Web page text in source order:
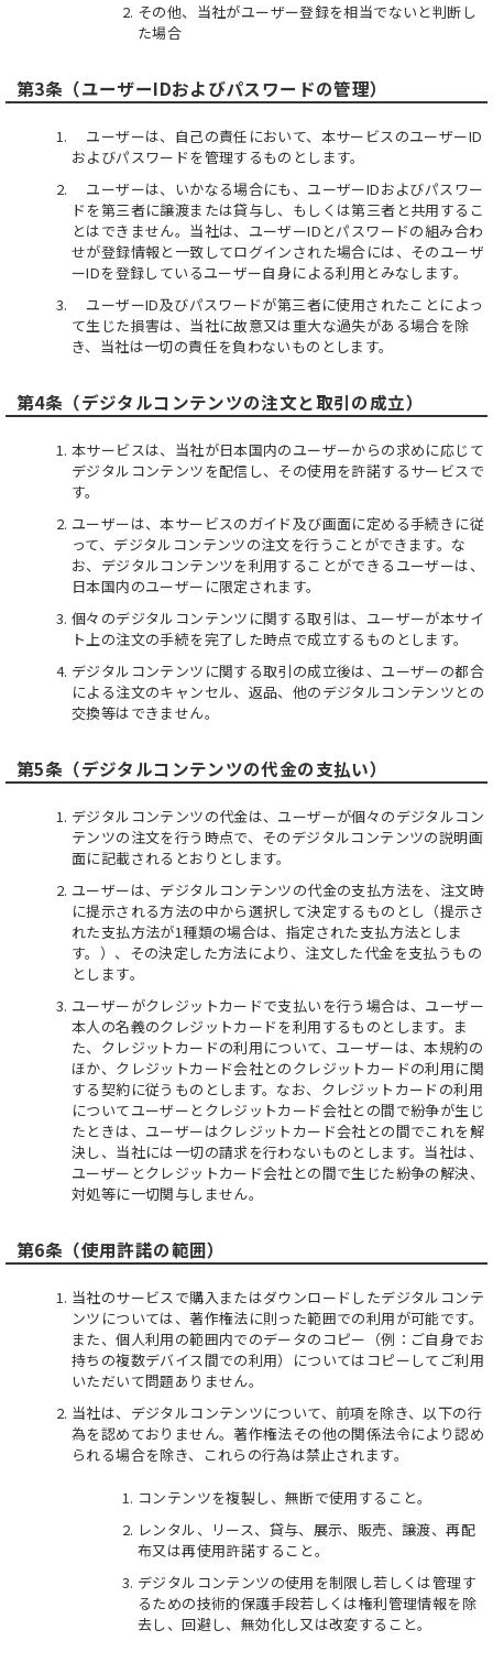
その他、当社がユーザー登録を相当でないと判断し
た場合
第3条（ユーザーIDおよびパスワードの管理）
ユーザーは、自己の責任において、本サービスのユーザーID
およびパスワードを管理するものとします。
ユーザーは、いかなる場合にも、ユーザーIDおよびパスワー
ドを第三者に譲渡または貸与し、もしくは第三者と共用するこ
とはできません。当社は、ユーザーIDとパスワードの組み合わ
せが登録情報と一致してログインされた場合には、そのユーザ
ーIDを登録しているユーザー自身による利用とみなします。
ユーザーID及びパスワードが第三者に使用されたことによっ
て生じた損害は、当社に故意又は重大な過失がある場合を除
き、当社は一切の責任を負わないものとします。
第4条（デジタルコンテンツの注文と取引の成立）
本サービスは、当社が日本国内のユーザーからの求めに応じて
デジタルコンテンツを配信し、その使用を許諾するサービスで
す。
ユーザーは、本サービスのガイド及び画面に定める手続きに従
って、デジタルコンテンツの注文を行うことができます。な
お、デジタルコンテンツを利用することができるユーザーは、
日本国内のユーザーに限定されます。
個々のデジタルコンテンツに関する取引は、ユーザーが本サイ
ト上の注文の手続を完了した時点で成立するものとします。
デジタルコンテンツに関する取引の成立後は、ユーザーの都合
による注文のキャンセル、返品、他のデジタルコンテンツとの
交換等はできません。
第5条（デジタルコンテンツの代金の支払い）
デジタルコンテンツの代金は、ユーザーが個々のデジタルコン
テンツの注文を行う時点で、そのデジタルコンテンツの説明画
面に記載されるとおりとします。
ユーザーは、デジタルコンテンツの代金の支払方法を、注文時
に提示される方法の中から選択して決定するものとし（提示さ
れた支払方法が1種類の場合は、指定された支払方法としま
す。）、その決定した方法により、注文した代金を支払うもの
とします。
ユーザーがクレジットカードで支払いを行う場合は、ユーザー
本人の名義のクレジットカードを利用するものとします。ま
た、クレジットカードの利用について、ユーザーは、本規約の
ほか、クレジットカード会社とのクレジットカードの利用に関
する契約に従うものとします。なお、クレジットカードの利用
についてユーザーとクレジットカード会社との間で紛争が生じ
たときは、ユーザーはクレジットカード会社との間でこれを解
決し、当社には一切の請求を行わないものとします。当社は、
ユーザーとクレジットカード会社との間で生じた紛争の解決、
対処等に一切関与しません。
第6条（使用許諾の範囲）
当社のサービスで購入またはダウンロードしたデジタルコンテ
ンツについては、著作権法に則った範囲での利用が可能です。
また、個人利用の範囲内でのデータのコピー（例：ご自身でお
持ちの複数デバイス間での利用）についてはコピーしてご利用
いただいて問題ありません。
当社は、デジタルコンテンツについて、前項を除き、以下の行
為を認めておりません。著作権法その他の関係法令により認め
られる場合を除き、これらの行為は禁止されます。
コンテンツを複製し、無断で使用すること。
レンタル、リース、貸与、展示、販売、譲渡、再配
布又は再使用許諾すること。
デジタルコンテンツの使用を制限し若しくは管理す
るための技術的保護手段若しくは権利管理情報を除
去し、回避し、無効化し又は改変すること。